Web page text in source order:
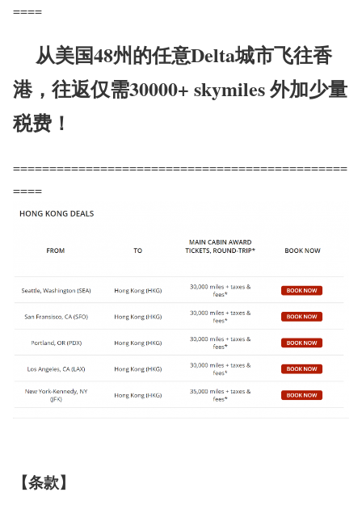
====
从美国48州的任意Delta城市飞往香
港，往返仅需30000+ skymiles 外加少量
税费！
==============================================
====
【条款】